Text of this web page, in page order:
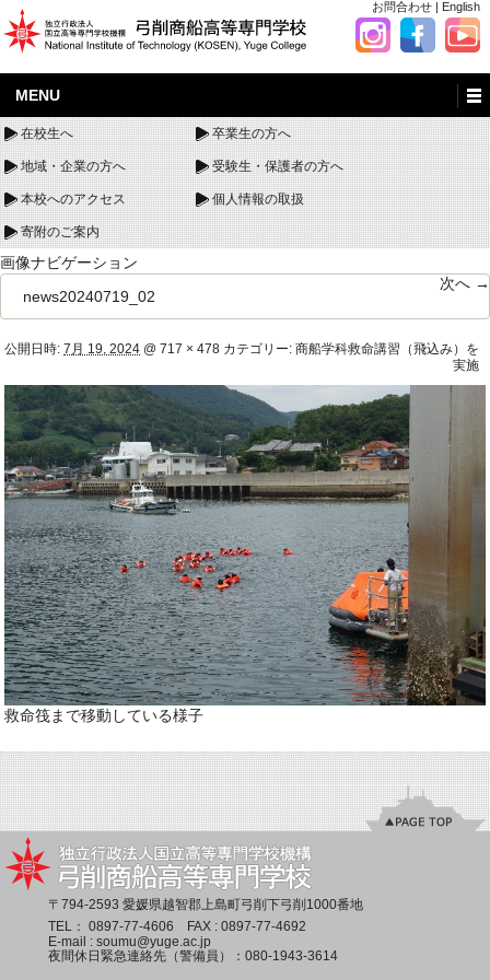
お問合わせ | English
MENU
在校生へ 卒業生の方へ
地域・企業の方へ 受験生・保護者の方へ
本校へのアクセス 個人情報の取扱
寄附のご案内
画像ナビゲーション
次へ →
news20240719_02
公開日時: 7月 19, 2024 @ 717 × 478 カテゴリー: 商船学科救命講習（飛込み）を
実施
救命筏まで移動している様子
〒794-2593 愛媛県越智郡上島町弓削下弓削1000番地
TEL： 0897-77-4606 FAX : 0897-77-4692
E-mail : soumu@yuge.ac.jp
夜間休日緊急連絡先（警備員）： 080-1943-3614